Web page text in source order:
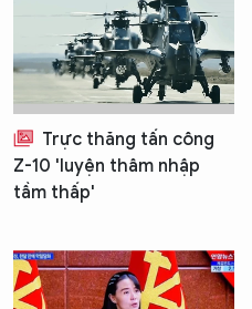
Trực thăng tấn công
Z-10 'luyện thâm nhập
tầm thấp'